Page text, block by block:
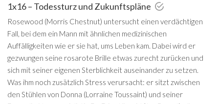
1x16 – Todessturz und Zukunftspläne
Rosewood (Morris Chestnut) untersucht einen verdächtigen
Fall, bei dem ein Mann mit ähnlichen medizinischen
Auffälligkeiten wie er sie hat, ums Leben kam. Dabei wird er
gezwungen seine rosarote Brille etwas zurecht zurücken und
sich mit seiner eigenen Sterblichkeit auseinander zu setzen.
Was ihm noch zusätzlich Stress verursacht: er sitzt zwischen
den Stühlen von Donna (Lorraine Toussaint) und seiner